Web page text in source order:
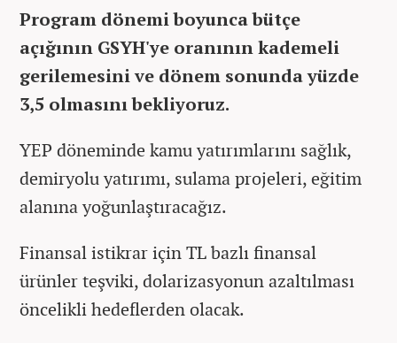
Program dönemi boyunca bütçe
açığının GSYH'ye oranının kademeli
gerilemesini ve dönem sonunda yüzde
3,5 olmasını bekliyoruz.
YEP döneminde kamu yatırımlarını sağlık,
demiryolu yatırımı, sulama projeleri, eğitim
alanına yoğunlaştıracağız.
Finansal istikrar için TL bazlı finansal
ürünler teşviki, dolarizasyonun azaltılması
öncelikli hedeflerden olacak.